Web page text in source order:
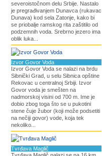
severoistočnom delu Srbije. Nastalo
je pregrađivanjem Dunavca (rukavac
Dunava) kod sela Zatonje, kako bi
se priobalje ramskog rita zaštitilo od
podzemnih voda. Srebrno jezero ima
oblik luka...
Izvor Govor Voda
Izvor Govor Voda se nalazi na brdu
Sibnički Grad, u selu Sibnica opštine
Rekovac u centralnoj Srbiji. Izvor
Govor voda je smešten na
nadmorskoj visini od 700 m. Ime je
dobio zbog toga što se u pukotini
stene čuje žubor (koji može podsetiti
na nečiji govor) vode, koja tek
nekoliko...
Tvrđava Maglič